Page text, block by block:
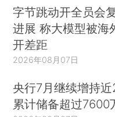
字节跳动开全员会
进展 称大模型被海
开差距
2026年08月07日
央行7月继续增持
累计储备超过7600